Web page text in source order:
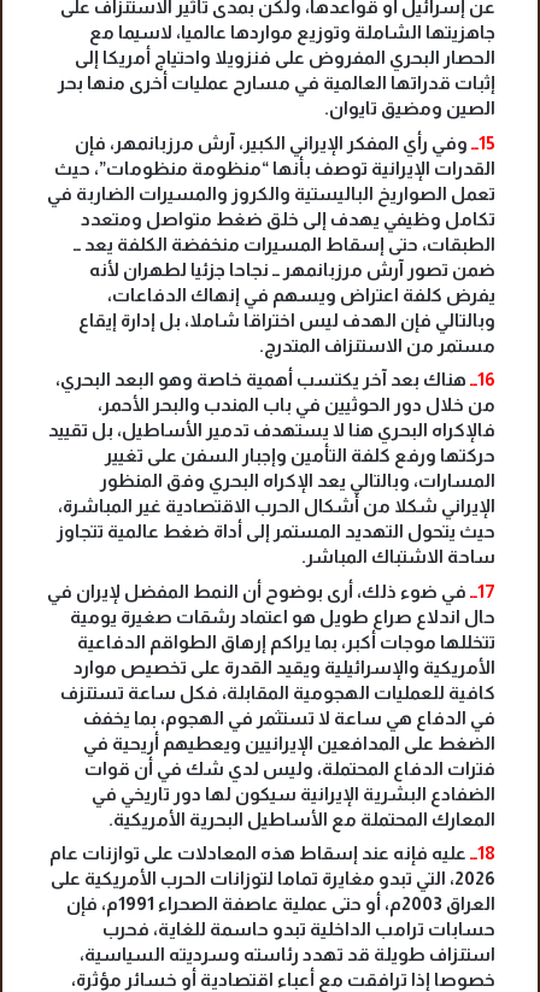
عن إسرائيل أو قواعدها، ولكن بمدى تأثير الاستنزاف على
جاهزيتها الشاملة وتوزيع مواردها عالميا، لاسيما مع
الحصار البحري المفروض على فنزويلا واحتياج أمريكا إلى
إثبات قدراتها العالمية في مسارح عمليات أخرى منها بحر
الصين ومضيق تايوان.
15ــ وفي رأي المفكر الإيراني الكبير، آرش مرزبانمهر، فإن
القدرات الإيرانية توصف بأنها “منظومة منظومات”، حيث
تعمل الصواريخ الباليستية والكروز والمسيرات الضاربة في
تكامل وظيفي يهدف إلى خلق ضغط متواصل ومتعدد
الطبقات، حتى إسقاط المسيرات منخفضة الكلفة يعد ــ
ضمن تصور آرش مرزبانمهر ــ نجاحا جزئيا لطهران لأنه
يفرض كلفة اعتراض ويسهم في إنهاك الدفاعات،
وبالتالي فإن الهدف ليس اختراقا شاملا، بل إدارة إيقاع
مستمر من الاستنزاف المتدرج.
16ــ هناك بعد آخر يكتسب أهمية خاصة وهو البعد البحري،
من خلال دور الحوثيين في باب المندب والبحر الأحمر،
فالإكراه البحري هنا لا يستهدف تدمير الأساطيل، بل تقييد
حركتها ورفع كلفة التأمين وإجبار السفن على تغيير
المسارات، وبالتالي يعد الإكراه البحري وفق المنظور
الإيراني شكلا من أشكال الحرب الاقتصادية غير المباشرة،
حيث يتحول التهديد المستمر إلى أداة ضغط عالمية تتجاوز
ساحة الاشتباك المباشر.
17ــ في ضوء ذلك، أرى بوضوح أن النمط المفضل لإيران في
حال اندلاع صراع طويل هو اعتماد رشقات صغيرة يومية
تتخللها موجات أكبر، بما يراكم إرهاق الطواقم الدفاعية
الأمريكية والإسرائيلية ويقيد القدرة على تخصيص موارد
كافية للعمليات الهجومية المقابلة، فكل ساعة تستنزف
في الدفاع هي ساعة لا تستثمر في الهجوم، بما يخفف
الضغط على المدافعين الإيرانيين ويعطيهم أريحية في
فترات الدفاع المحتملة، وليس لدي شك في أن قوات
الضفادع البشرية الإيرانية سيكون لها دور تاريخي في
المعارك المحتملة مع الأساطيل البحرية الأمريكية.
18ــ عليه فإنه عند إسقاط هذه المعادلات على توازنات عام
2026، التي تبدو مغايرة تماما لتوزانات الحرب الأمريكية على
العراق 2003م، أو حتى عملية عاصفة الصحراء 1991م، فإن
حسابات ترامب الداخلية تبدو حاسمة للغاية، فحرب
استنزاف طويلة قد تهدد رئاسته وسرديته السياسية،
خصوصا إذا ترافقت مع أعباء اقتصادية أو خسائر مؤثرة،